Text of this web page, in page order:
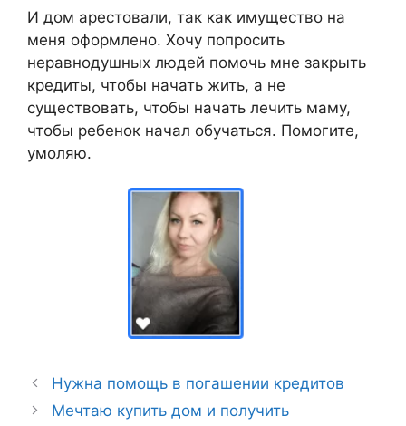
И дом арестовали, так как имущество на
меня оформлено. Хочу попросить
неравнодушных людей помочь мне закрыть
кредиты, чтобы начать жить, а не
существовать, чтобы начать лечить маму,
чтобы ребенок начал обучаться. Помогите,
умоляю.
Нужна помощь в погашении кредитов
Мечтаю купить дом и получить